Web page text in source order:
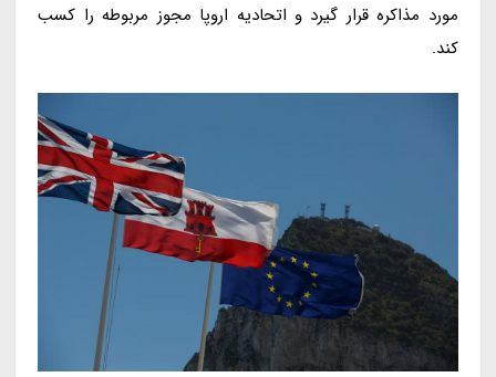
مورد مذاکره قرار گیرد و اتحادیه اروپا مجوز مربوطه را کسب
کند.